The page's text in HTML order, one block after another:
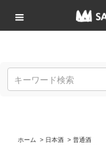
ホーム > 日本酒 > 普通酒